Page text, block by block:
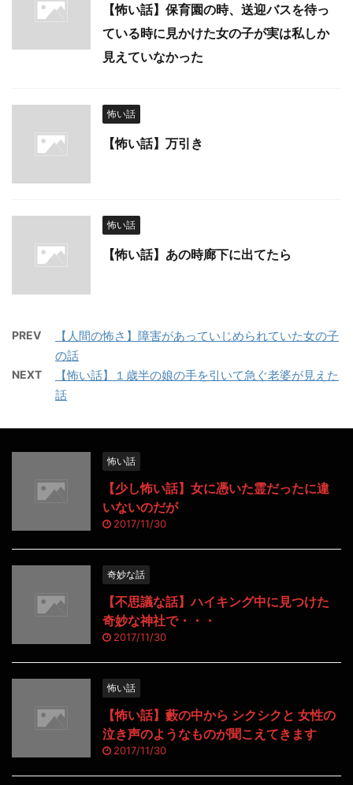
【怖い話】保育園の時、送迎バスを待っ
ている時に見かけた女の子が実は私しか
見えていなかった
怖い話
【怖い話】万引き
怖い話
【怖い話】あの時廊下に出てたら
PREV
【人間の怖さ】障害があっていじめられていた女の子
の話
NEXT
【怖い話】１歳半の娘の手を引いて急ぐ老婆が見えた
話
怖い話
【少し怖い話】女に憑いた霊だったに違
いないのだが
2017/11/30
奇妙な話
【不思議な話】ハイキング中に見つけた
奇妙な神社で・・・
2017/11/30
怖い話
【怖い話】藪の中から シクシクと 女性の
泣き声のようなものが聞こえてきます
2017/11/30